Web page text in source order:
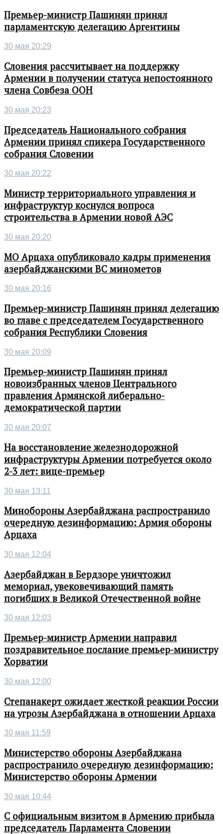
Премьер-министр Пашинян принял
парламентскую делегацию Аргентины
30 мая 20:29
Словения рассчитывает на поддержку
Армении в получении статуса непостоянного
члена Совбеза ООН
30 мая 20:23
Председатель Национального собрания
Армении принял спикера Государственного
собрания Словении
30 мая 20:22
Министр территориального управления и
инфраструктур коснулся вопроса
строительства в Армении новой АЭС
30 мая 20:20
МО Арцаха опубликовало кадры применения
азербайджанскими ВС минометов
30 мая 20:16
Премьер-министр Пашинян принял делегацию
во главе с председателем Государственного
собрания Республики Словения
30 мая 20:09
Премьер-министр Пашинян принял
новоизбранных членов Центрального
правления Армянской либерально-
демократической партии
30 мая 20:07
На восстановление железнодорожной
инфраструктуры Армении потребуется около
2-3 лет: вице-премьер
30 мая 13:11
Минобороны Азербайджана распространило
очередную дезинформацию: Армия обороны
Арцаха
30 мая 12:04
Азербайджан в Бердзоре уничтожил
мемориал, увековечивающий память
погибших в Великой Отечественной войне
30 мая 12:03
Премьер-министр Армении направил
поздравительное послание премьер-министру
Хорватии
30 мая 12:00
Степанакерт ожидает жесткой реакции России
на угрозы Азербайджана в отношении Арцаха
30 мая 11:59
Министерство обороны Азербайджана
распространило очередную дезинформацию:
Министерство обороны Армении
30 мая 10:44
С официальным визитом в Армению прибыла
председатель Парламента Словении